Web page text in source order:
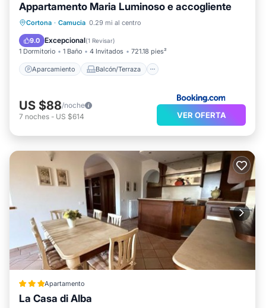
Appartamento Maria Luminoso e accogliente
Cortona · Camucia 0.29 mi al centro
9.0 Excepcional(1 Revisar)
1 Dormitorio 1 Baño 4 Invitados 721.18 pies²
Aparcamiento Balcón/Terraza
Aparcamiento
Balcón/Terraza
Vistas
Internet
US $88/noche
7 noches - US $614 VER OFERTA
Apartamento
La Casa di Alba